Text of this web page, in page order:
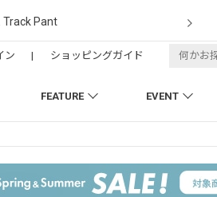
Track Pant
FEATURE EVENT
ン | ショッピングガイド